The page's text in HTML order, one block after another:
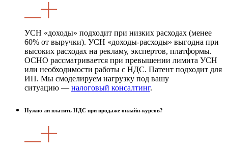
УСН «доходы» подходит при низких расходах (менее
60% от выручки). УСН «доходы-расходы» выгодна при
высоких расходах на рекламу, экспертов, платформы.
ОСНО рассматривается при превышении лимита УСН
или необходимости работы с НДС. Патент подходит для
ИП. Мы смоделируем нагрузку под вашу
ситуацию — налоговый консалтинг.
Нужно ли платить НДС при продаже онлайн-курсов?